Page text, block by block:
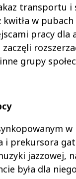
transportu i
w
pracy
grupy
prekursora
jazzowej,
była dla